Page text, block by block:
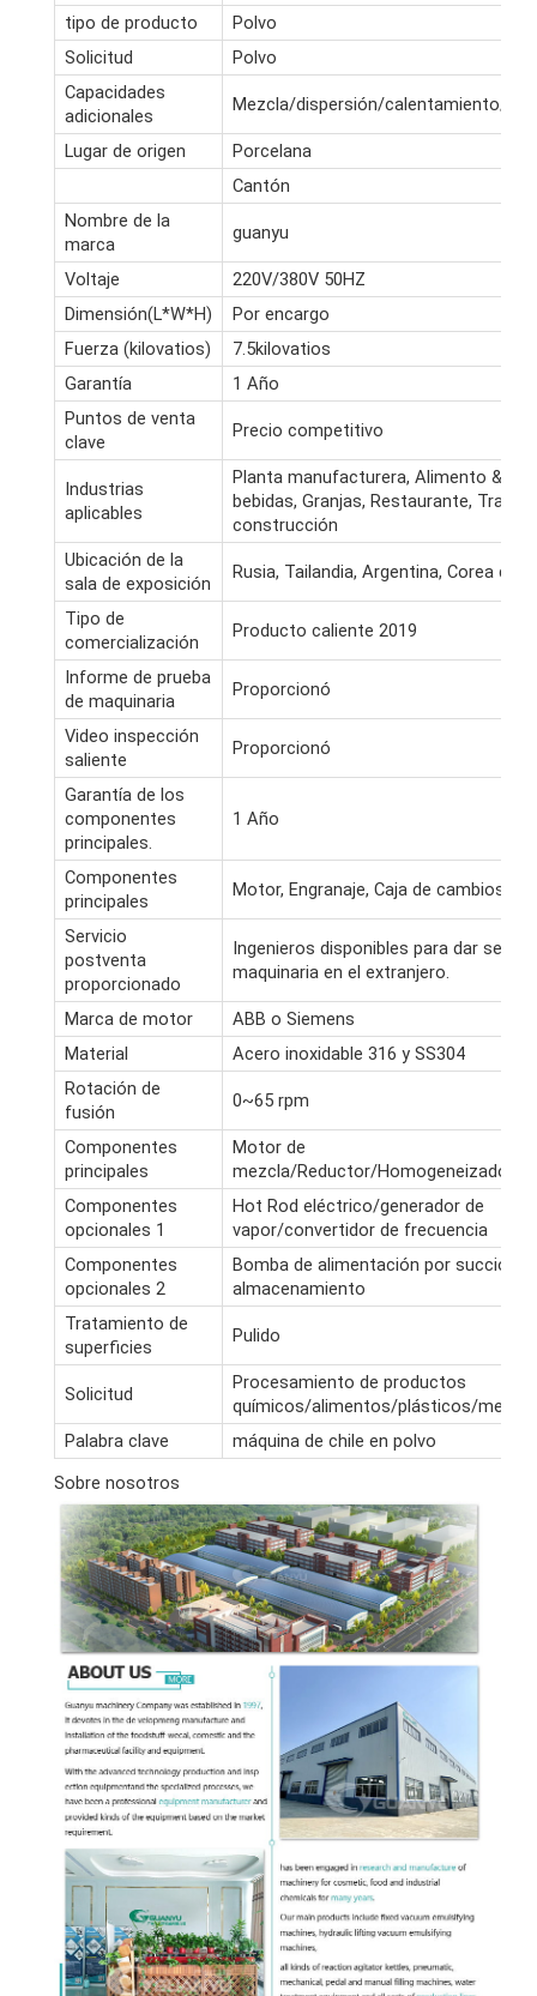
tipo de producto
Polvo
Solicitud
Polvo
Capacidades
adicionales
Mezcla/dispersión/calentamiento/
Lugar de origen
Porcelana
Cantón
Nombre de la
marca
guanyu
Voltaje
220V/380V 50HZ
Dimensión(L*W*H)
Por encargo
Fuerza (kilovatios)
7.5kilovatios
Garantía
1 Año
Puntos de venta
clave
Precio competitivo
Industrias
aplicables
Planta manufacturera, Alimento &
bebidas, Granjas, Restaurante,
construcción
Ubicación de la
sala de exposición
Rusia, Tailandia, Argentina, Corea del
Tipo de
comercialización
Producto caliente 2019
Informe de prueba
de maquinaria
Proporcionó
Video inspección
saliente
Proporcionó
Garantía de los
componentes
principales.
1 Año
Componentes
principales
Motor, Engranaje, Caja de cambios,
Servicio
postventa
proporcionado
Ingenieros disponibles para dar
maquinaria en el extranjero.
Marca de motor
ABB o Siemens
Material
Acero inoxidable 316 y SS304
Rotación de
fusión
0~65 rpm
Componentes
principales
Motor de
mezcla/Reductor/Homogeneizador/
Componentes
opcionales 1
Hot Rod eléctrico/generador de
vapor/convertidor de frecuencia
Componentes
opcionales 2
Bomba de alimentación por succión/
almacenamiento
Tratamiento de
superficies
Pulido
Solicitud
Procesamiento de productos
químicos/alimentos/plásticos/
Palabra clave
máquina de chile en polvo
Sobre nosotros